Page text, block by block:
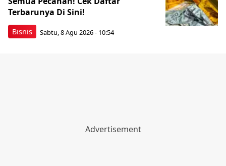
Bisnis
Terbarunya Di Sini!
Sabtu, 8 Agu 2026 - 10:54